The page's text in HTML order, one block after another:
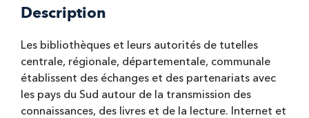
Description
Les bibliothèques et leurs autorités de tutelles
centrale, régionale, départementale, communale
établissent des échanges et des partenariats avec
les pays du Sud autour de la transmission des
connaissances, des livres et de la lecture. Internet et